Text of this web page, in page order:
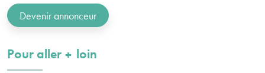
Devenir annonceur
Pour aller plusloin